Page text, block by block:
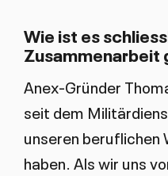
Wie ist es
Zusammenarbeit
Anex-Gründer
seit dem
unseren beruflichen
haben. Als wir uns